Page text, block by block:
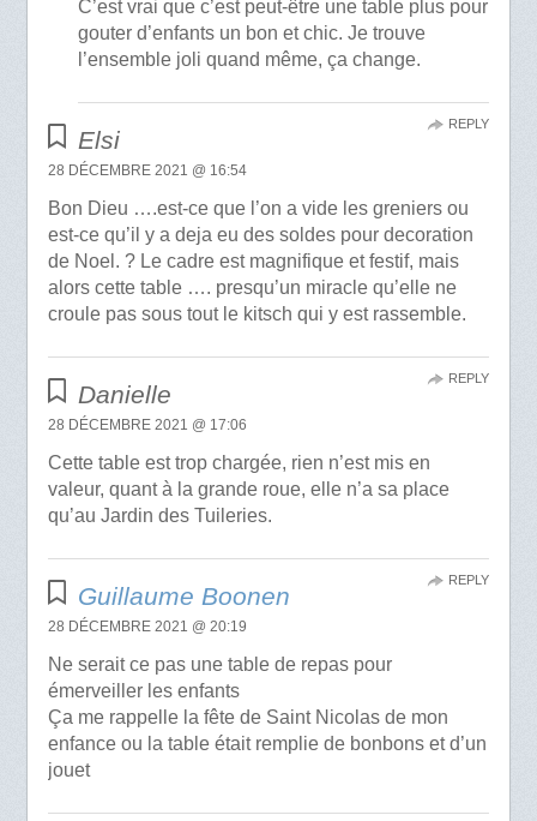
C’est vrai que c’est peut-être une table plus pour
gouter d’enfants un bon et chic. Je trouve
l’ensemble joli quand même, ça change.
Elsi
28 DÉCEMBRE 2021 @ 16:54
Bon Dieu ….est-ce que l’on a vide les greniers ou
est-ce qu’il y a deja eu des soldes pour decoration
de Noel. ? Le cadre est magnifique et festif, mais
alors cette table …. presqu’un miracle qu’elle ne
croule pas sous tout le kitsch qui y est rassemble.
REPLY
Danielle
28 DÉCEMBRE 2021 @ 17:06
Cette table est trop chargée, rien n’est mis en
valeur, quant à la grande roue, elle n’a sa place
qu’au Jardin des Tuileries.
REPLY
Guillaume Boonen
28 DÉCEMBRE 2021 @ 20:19
Ne serait ce pas une table de repas pour
émerveiller les enfants
Ça me rappelle la fête de Saint Nicolas de mon
enfance ou la table était remplie de bonbons et d’un
jouet
REPLY